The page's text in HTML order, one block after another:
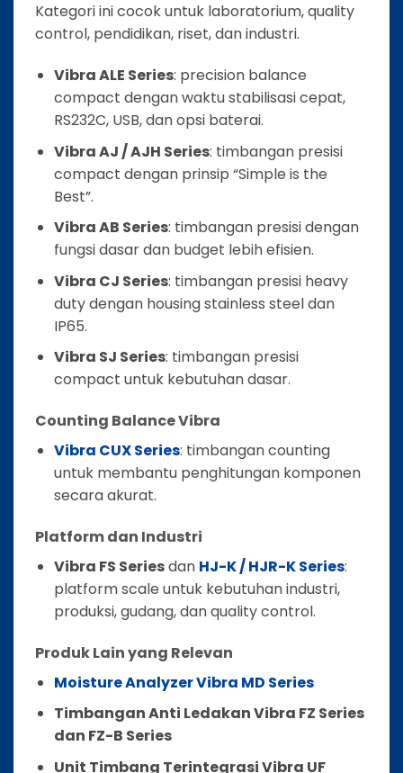
Kategori ini cocok untuk laboratorium, quality
control, pendidikan, riset, dan industri.
Vibra ALE Series: precision balance
compact dengan waktu stabilisasi cepat,
RS232C, USB, dan opsi baterai.
Vibra AJ / AJH Series: timbangan presisi
compact dengan prinsip “Simple is the
Best”.
Vibra AB Series: timbangan presisi dengan
fungsi dasar dan budget lebih efisien.
Vibra CJ Series: timbangan presisi heavy
duty dengan housing stainless steel dan
IP65.
Vibra SJ Series: timbangan presisi
compact untuk kebutuhan dasar.
Counting Balance Vibra
Vibra CUX Series: timbangan counting
untuk membantu penghitungan komponen
secara akurat.
Platform dan Industri
Vibra FS Seriesdan HJ-K / HJR-K Series:
platform scale untuk kebutuhan industri,
produksi, gudang, dan quality control.
Produk Lain yang Relevan
Moisture Analyzer Vibra MD Series
Timbangan Anti Ledakan Vibra FZ Series
dan FZ-B Series
Unit Timbang Terintegrasi Vibra UF